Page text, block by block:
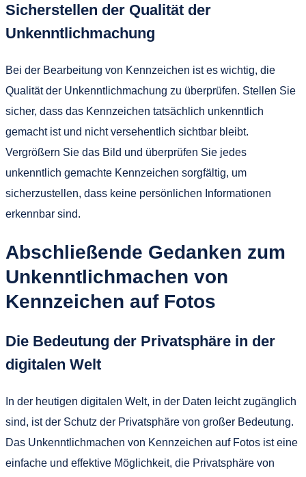
Sicherstellen der Qualität der
Unkenntlichmachung
Bei der Bearbeitung von Kennzeichen ist es wichtig, die
Qualität der Unkenntlichmachung zu überprüfen. Stellen Sie
sicher, dass das Kennzeichen tatsächlich unkenntlich
gemacht ist und nicht versehentlich sichtbar bleibt.
Vergrößern Sie das Bild und überprüfen Sie jedes
unkenntlich gemachte Kennzeichen sorgfältig, um
sicherzustellen, dass keine persönlichen Informationen
erkennbar sind.
Abschließende Gedanken zum
Unkenntlichmachen von
Kennzeichen auf Fotos
Die Bedeutung der Privatsphäre in der
digitalen Welt
In der heutigen digitalen Welt, in der Daten leicht zugänglich
sind, ist der Schutz der Privatsphäre von großer Bedeutung.
Das Unkenntlichmachen von Kennzeichen auf Fotos ist eine
einfache und effektive Möglichkeit, die Privatsphäre von